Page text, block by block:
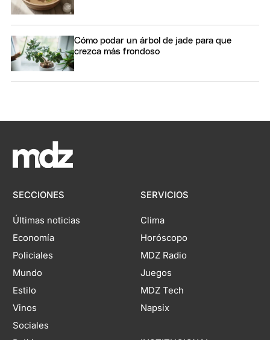
Cómo podar un árbol de jade para que
crezca más frondoso
SECCIONES
Últimas noticias
Economía
Policiales
Mundo
Estilo
Vinos
Sociales
SERVICIOS
Clima
Horóscopo
MDZ Radio
Juegos
MDZ Tech
Napsix